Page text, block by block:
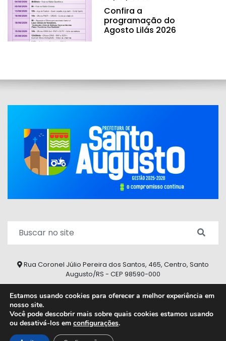
Confira a
programação do
Agosto Lilás 2026
Rua Coronel Júlio Pereira dos Santos, 465, Centro, Santo
Augusto/RS - CEP 98590-000
2026 © Todos os direitos reservados.
Estamos usando cookies para oferecer a melhor experiência em
nosso site.
Você pode descobrir mais sobre quais cookies estamos usando
ou desativá-los em configurações.